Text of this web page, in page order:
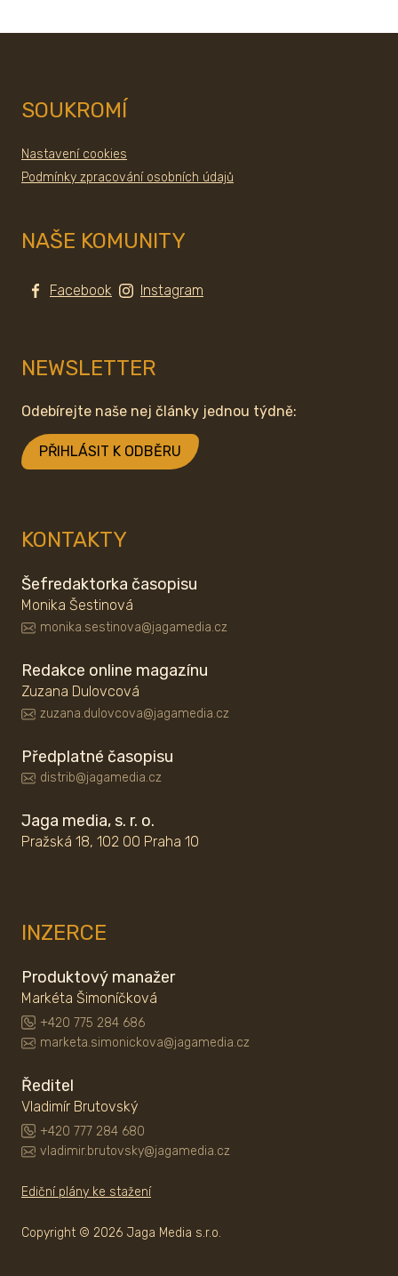
SOUKROMÍ
Nastavení cookies
Podmínky zpracování osobních údajů
NAŠE KOMUNITY
Facebook Instagram
NEWSLETTER
Odebírejte naše nej články jednou týdně:
PŘIHLÁSIT K ODBĚRU
KONTAKTY
Šefredaktorka časopisu
Monika Šestinová
monika.sestinova@jagamedia.cz
Redakce online magazínu
Zuzana Dulovcová
zuzana.dulovcova@jagamedia.cz
Předplatné časopisu
distrib@jagamedia.cz
Jaga media, s. r. o.
Pražská 18, 102 00 Praha 10
INZERCE
Produktový manažer
Markéta Šimoníčková
+420 775 284 686
marketa.simonickova@jagamedia.cz
Ředitel
Vladimír Brutovský
+420 777 284 680
vladimir.brutovsky@jagamedia.cz
Ediční plány ke stažení
Copyright © 2026 Jaga Media s.r.o.